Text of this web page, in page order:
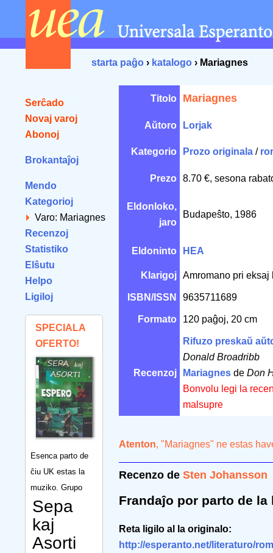
starta paĝo › katalogo › Mariagnes
Serĉado
Novaj varoj
Abonoj
Brokantaĵoj
Mendo
Kategorioj
Varo: Mariagnes
Recenzoj
Statistiko
Elŝutu
Helpo
Ligiloj
SPECIALA
OFERTO!
Esenca parto de
ĉiu UK estas la
muziko. Grupo
Sepa
kaj
Asorti
Titolo Mariagnes
Aŭtoro Lorjak
Kategorio Prozo originala /
Prezo 8.70 €, sesona
Eldonloko,
jaro
Budapeŝto, 1986
Eldoninto HEA
Klarigoj Amromano pri
ISBN/ISSN 9635711689
Formato 120 paĝoj, 20 cm
Recenzoj
Rifuzo preskaŭ
Donald Broadribb
Mariagnes de Don
Bonvolu legi la
malsupre
Atenton, "Mariagnes" ne estas
Recenzo de Sten Johansson
Frandaĵo por parto de la
Reta ligilo al la originalo:
http://esperanto.net/literaturo/